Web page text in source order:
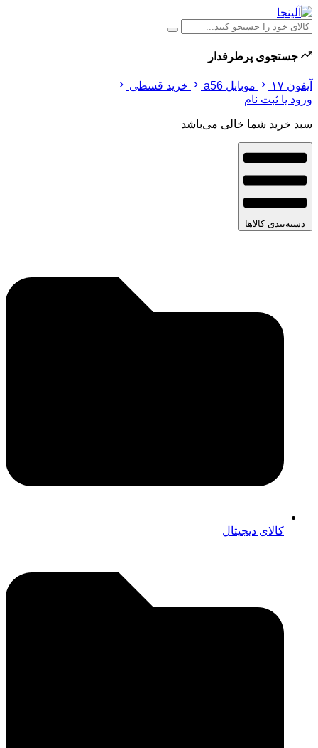
جستجوی پرطرفدار
آیفون ۱۷ موبایل a56
خرید قسطی
ورود یا ثبت نام
سبد خرید شما خالی می‌باشد
دسته‌بندی کالاها
کالای دیجیتال